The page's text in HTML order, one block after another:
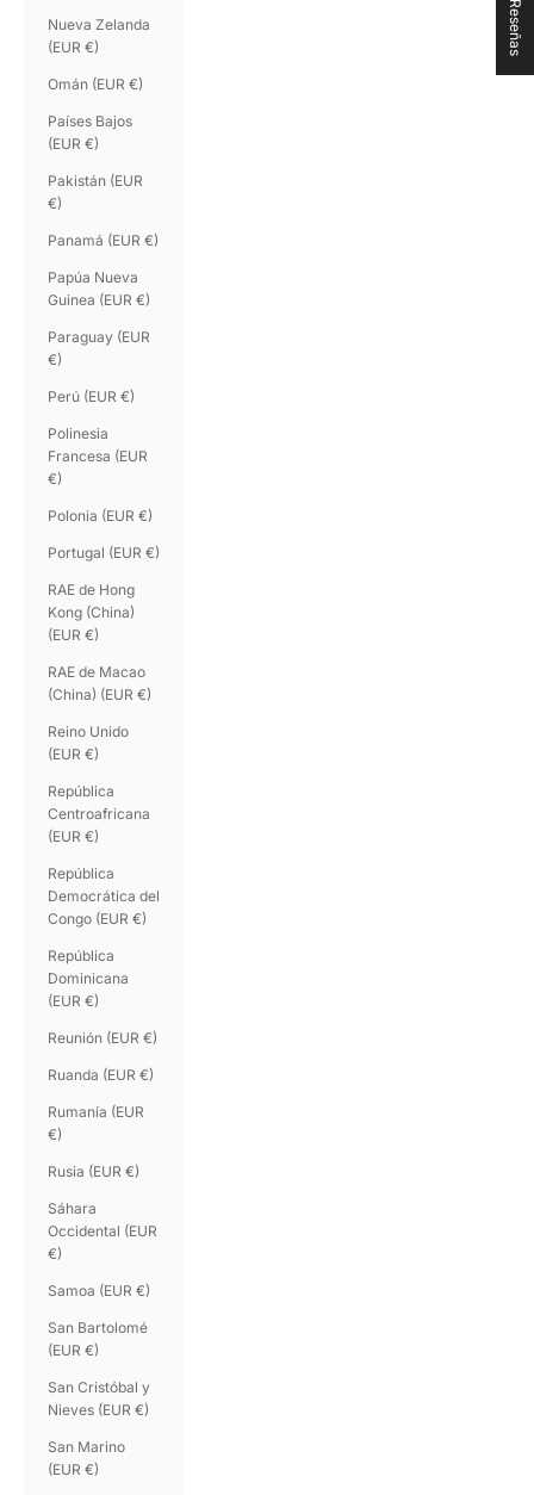
Nueva Zelanda
(EUR €)
Omán (EUR €)
Países Bajos
(EUR €)
Pakistán (EUR
€)
Panamá (EUR €)
Papúa Nueva
Guinea (EUR €)
Paraguay (EUR
€)
Perú (EUR €)
Polinesia
Francesa (EUR
€)
Polonia (EUR €)
Portugal (EUR €)
RAE de Hong
Kong (China)
(EUR €)
RAE de Macao
(China) (EUR €)
Reino Unido
(EUR €)
República
Centroafricana
(EUR €)
República
Democrática del
Congo (EUR €)
República
Dominicana
(EUR €)
Reunión (EUR €)
Ruanda (EUR €)
Rumanía (EUR
€)
Rusia (EUR €)
Sáhara
Occidental (EUR
€)
Samoa (EUR €)
San Bartolomé
(EUR €)
San Cristóbal y
Nieves (EUR €)
San Marino
(EUR €)
★ Reseñas